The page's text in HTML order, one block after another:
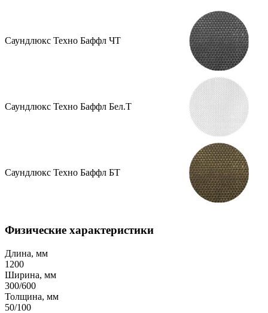
Саундлюкс Техно Баффл ЧТ
Саундлюкс Техно Баффл Бел.Т
Саундлюкс Техно Баффл БТ
Физические характеристики
Длина, мм
1200
Ширина, мм
300/600
Толщина, мм
50/100